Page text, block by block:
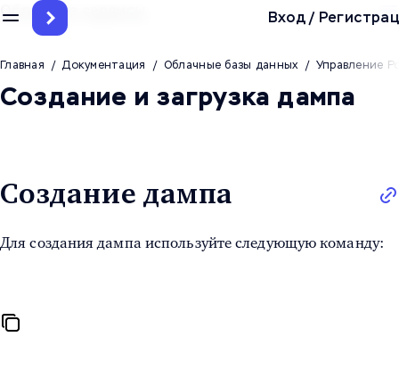
Вход/
Облачные сервисы
Главная / Документация / Облачные базы данных / Управление
Создание и загрузка дампа
Создание дампа
Для создания дампа используйте следующую команду: